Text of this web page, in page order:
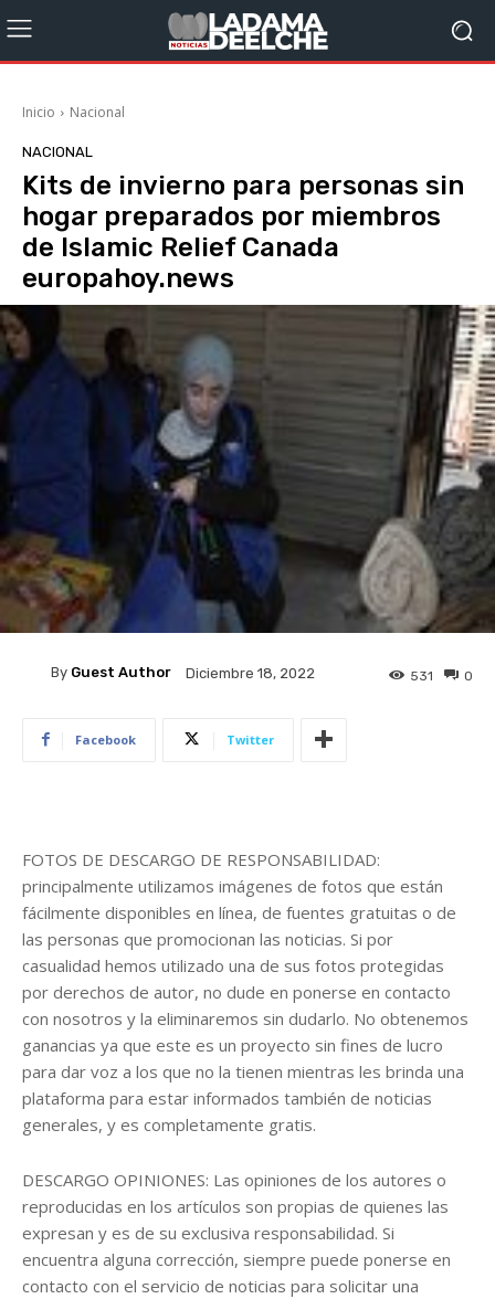
Inicio Nacional
NACIONAL
Kits de invierno para personas sin
hogar preparados por miembros
de Islamic Relief Canada
europahoy.news
By Guest Author Diciembre 18, 2022 0
531
Facebook Twitter
FOTOS DE DESCARGO DE RESPONSABILIDAD:
principalmente utilizamos imágenes de fotos que están
fácilmente disponibles en línea, de fuentes gratuitas o de
las personas que promocionan las noticias. Si por
casualidad hemos utilizado una de sus fotos protegidas
por derechos de autor, no dude en ponerse en contacto
con nosotros y la eliminaremos sin dudarlo. No obtenemos
ganancias ya que este es un proyecto sin fines de lucro
para dar voz a los que no la tienen mientras les brinda una
plataforma para estar informados también de noticias
generales, y es completamente gratis.
DESCARGO OPINIONES: Las opiniones de los autores o
reproducidas en los artículos son propias de quienes las
expresan y es de su exclusiva responsabilidad. Si
encuentra alguna corrección, siempre puede ponerse en
contacto con el servicio de noticias para solicitar una